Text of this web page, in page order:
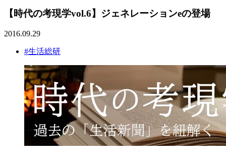
【時代の考現学vol.6】ジェネレーションeの登場
2016.09.29
#生活総研